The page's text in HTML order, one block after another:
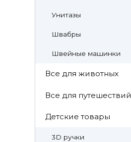
Унитазы
Швабры
Швейные машинки
Все для животных
Все для путешествий
Детские товары
3D ручки